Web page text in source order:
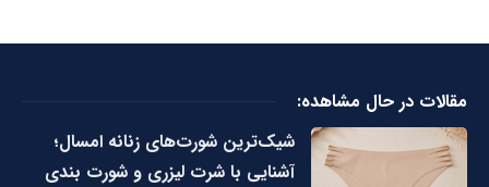
مقالات در حال مشاهده:
شیک‌ترین شورت‌های زنانه امسال؛
آشنایی با شرت لیزری و شورت بندی